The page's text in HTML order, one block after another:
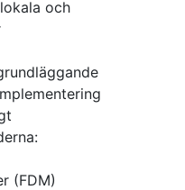
och
(FDM)